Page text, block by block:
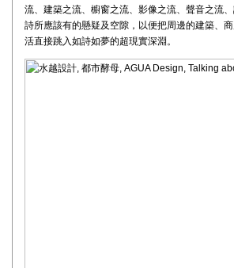
流、建築之流、櫥窗之流、影像之流、聲音之流
詩所應該有的懸疑及空隙，以便把周邊的建築、
活直接跳入如詩如夢的超現實深淵。